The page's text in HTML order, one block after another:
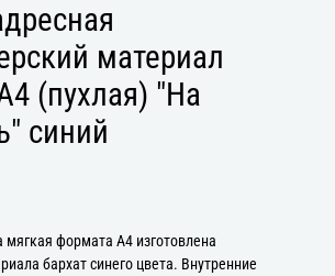
материал
(пухлая) "На
синий
мягкая формата А4 изготовлена
бархат синего цвета. Внутренние